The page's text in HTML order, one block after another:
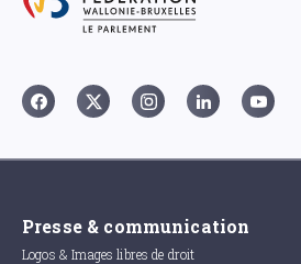
Presse & communication
Logos & Images libres de droit